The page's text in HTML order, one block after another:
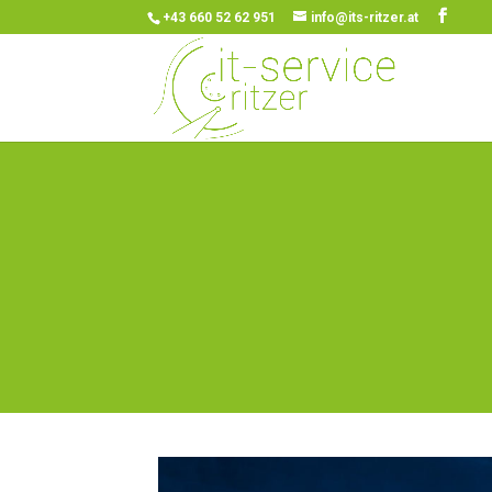
+43 660 52 62 951 info@its-ritzer.at